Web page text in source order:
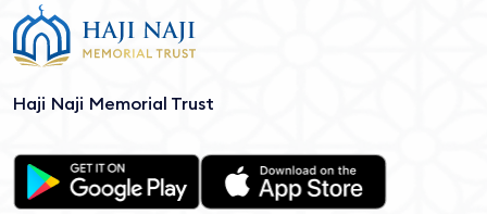
Haji Naji Memorial Trust